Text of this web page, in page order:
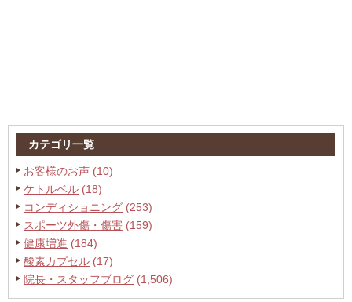
カテゴリ一覧
お客様のお声 (10)
ケトルベル (18)
コンディショニング (253)
スポーツ外傷・傷害 (159)
健康増進 (184)
酸素カプセル (17)
院長・スタッフブログ (1,506)